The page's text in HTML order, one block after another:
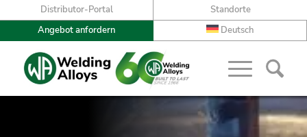
Distributor-Portal
Standorte
Angebot anfordern
Deutsch